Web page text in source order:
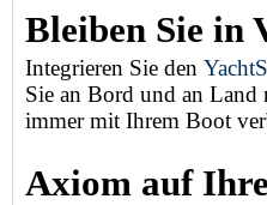
Bleiben Sie in
Integrieren Sie den
Sie an Bord und an
immer mit Ihrem Boot
Axiom auf